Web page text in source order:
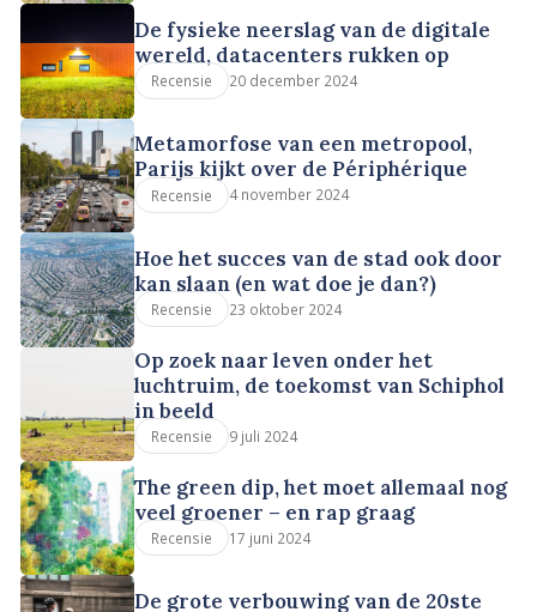
De fysieke neerslag van de digitale
wereld, datacenters rukken op
Recensie 20 december 2024
Metamorfose van een metropool,
Parijs kijkt over de Périphérique
Recensie 4 november 2024
Hoe het succes van de stad ook door
kan slaan (en wat doe je dan?)
Recensie 23 oktober 2024
Op zoek naar leven onder het
luchtruim, de toekomst van Schiphol
in beeld
Recensie 9 juli 2024
The green dip, het moet allemaal nog
veel groener – en rap graag
Recensie 17 juni 2024
De grote verbouwing van de 20ste